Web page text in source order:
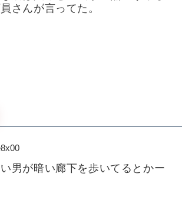
さんが言ってた。
男が暗い廊下を歩いてるとかー